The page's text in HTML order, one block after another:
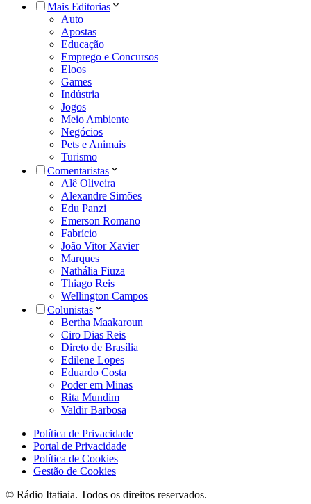
Mais Editorias
Auto
Apostas
Educação
Emprego e Concursos
Eloos
Games
Indústria
Jogos
Meio Ambiente
Negócios
Pets e Animais
Turismo
Comentaristas
Alê Oliveira
Alexandre Simões
Edu Panzi
Emerson Romano
Fabrício
João Vitor Xavier
Marques
Nathália Fiuza
Thiago Reis
Wellington Campos
Colunistas
Bertha Maakaroun
Ciro Dias Reis
Direto de Brasília
Edilene Lopes
Eduardo Costa
Poder em Minas
Rita Mundim
Valdir Barbosa
Política de Privacidade
Portal de Privacidade
Política de Cookies
Gestão de Cookies
© Rádio Itatiaia. Todos os direitos reservados.